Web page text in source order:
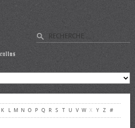
K L M N O P Q R S T U V W X Y Z #